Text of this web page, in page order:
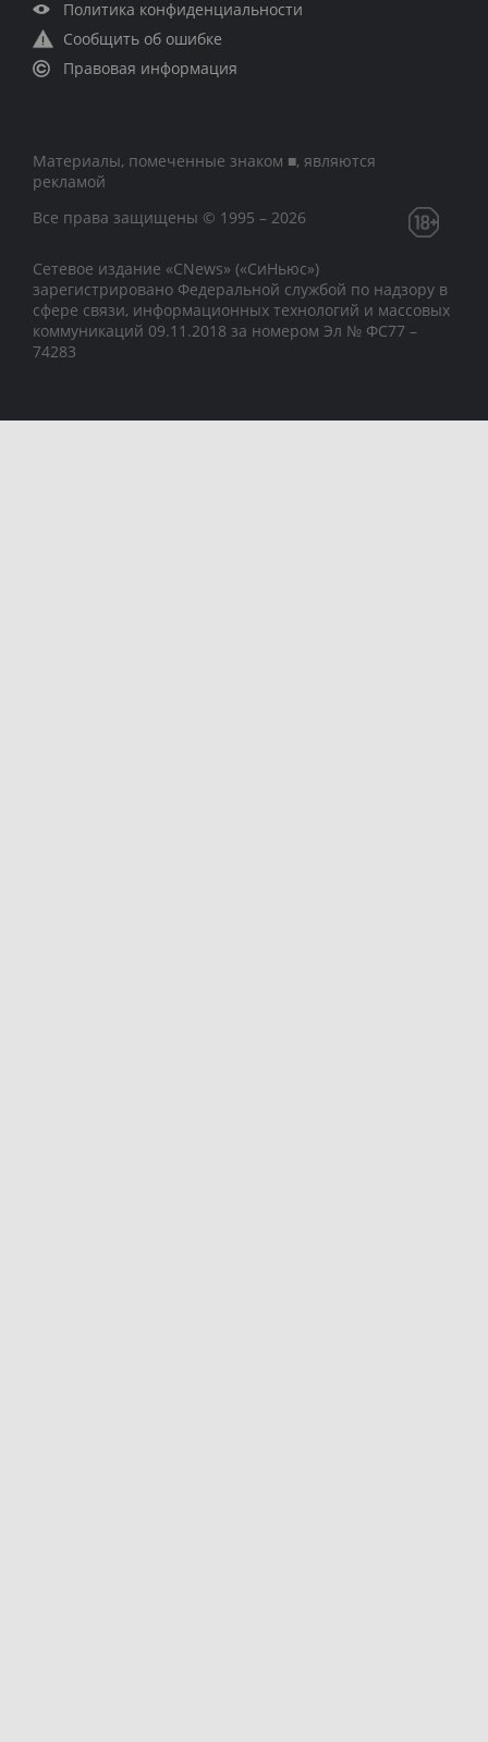
Политика конфиденциальности
Сообщить об ошибке
Правовая информация
Материалы, помеченные знаком ■, являются
рекламой
Все права защищены © 1995 – 2026
Сетевое издание «CNews» («СиНьюс»)
зарегистрировано Федеральной службой по надзору в
сфере связи, информационных технологий и массовых
коммуникаций 09.11.2018 за номером Эл № ФС77 –
74283